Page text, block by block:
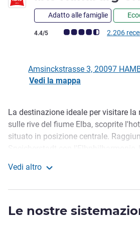
Adatto alle famiglie
Giudizio clienti (Valutazione ALL)
4.4/5 2.206
Amsinckstrasse 3, 20097
Vedi la mappa
Descrizione
La destinazione ideale per visitare
sulle rive del fiume Elba, scoprite
situato in posizione centrale.
eccezionale che offriamo nel centro
moderne e progettate con cura e vi
Vedi altro
Le nostre